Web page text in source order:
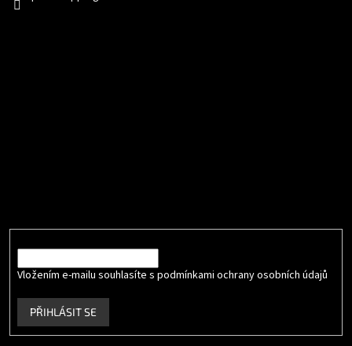
Vložením e-mailu souhlasíte s podmínkami ochrany osobních údajů
PŘIHLÁSIT SE